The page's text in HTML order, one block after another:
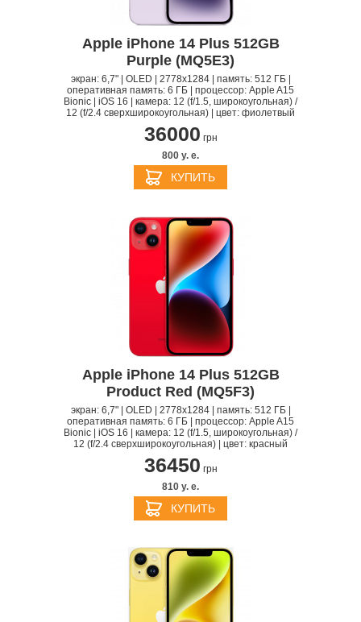
Apple iPhone 14 Plus 512GB
Purple (MQ5E3)
экран: 6,7" | OLED | 2778x1284 | память: 512 ГБ |
оперативная память: 6 ГБ | процессор: Apple A15
Bionic | iOS 16 | камера: 12 (f/1.5, широкоугольная) /
12 (f/2.4 сверхширокоугольная) | цвет: фиолетвый
36000 грн
800 y. e.
КУПИТЬ
Apple iPhone 14 Plus 512GB
Product Red (MQ5F3)
экран: 6,7" | OLED | 2778x1284 | память: 512 ГБ |
оперативная память: 6 ГБ | процессор: Apple A15
Bionic | iOS 16 | камера: 12 (f/1.5, широкоугольная) /
12 (f/2.4 сверхширокоугольная) | цвет: красный
36450 грн
810 y. e.
КУПИТЬ